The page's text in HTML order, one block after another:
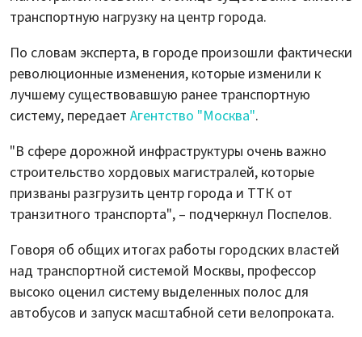
транспортную нагрузку на центр города.
По словам эксперта, в городе произошли фактически
революционные изменения, которые изменили к
лучшему существовавшую ранее транспортную
систему, передает Агентство "Москва".
"В сфере дорожной инфраструктуры очень важно
строительство хордовых магистралей, которые
призваны разгрузить центр города и ТТК от
транзитного транспорта", – подчеркнул Поспелов.
Говоря об общих итогах работы городских властей
над транспортной системой Москвы, профессор
высоко оценил систему выделенных полос для
автобусов и запуск масштабной сети велопроката.